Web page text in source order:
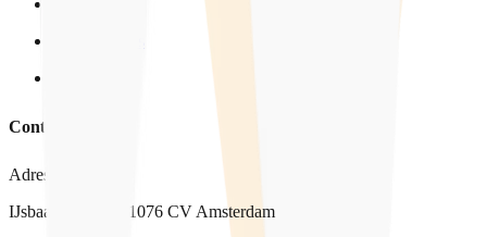
Contact
Adres
IJsbaanpad 9-11, 1076 CV Amsterdam